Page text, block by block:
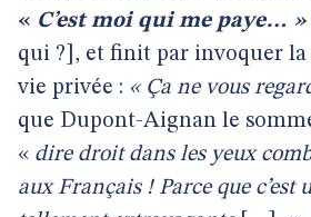
« C’est moi qui me paye… »
qui ?], et finit par invoquer la
vie privée : « Ça ne vous
que Dupont-Aignan le
« dire droit dans les yeux
aux Français ! Parce que c’est